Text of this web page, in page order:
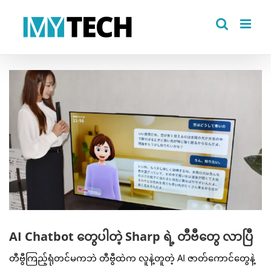
View
Larger
Image
AI Chatbot တွေပါတဲ့ Sharp ရဲ့ တီဗီတွေ လာပြီ
တီဗွီကြည့်ရုံတင်မကဘဲ တီဗွီထဲက လူနဲ့တူတဲ့ AI ဇာတ်ကောင်တွေနဲ့